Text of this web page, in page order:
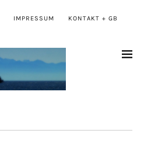
IMPRESSUM KONTAKT + GB